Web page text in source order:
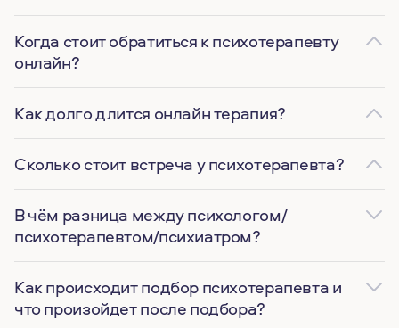
Когда стоит обратиться к психотерапевту
онлайн?
Как долго длится онлайн терапия?
Сколько стоит встреча у психотерапевта?
В чём разница между психологом/
психотерапевтом/психиатром?
Как происходит подбор психотерапевта и
что произойдет после подбора?